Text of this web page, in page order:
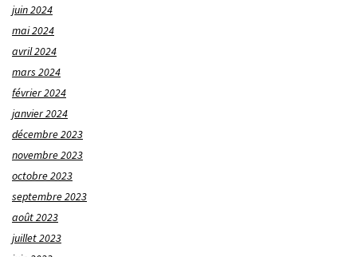
juin 2024
mai 2024
avril 2024
mars 2024
février 2024
janvier 2024
décembre 2023
novembre 2023
octobre 2023
septembre 2023
août 2023
juillet 2023